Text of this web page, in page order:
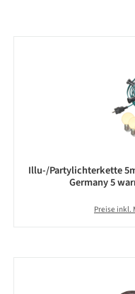
Illu-/Partylichterkette
Germany 5
Preise inkl.